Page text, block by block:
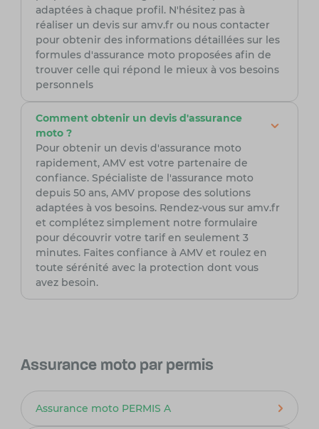
adaptées à chaque profil. N'hésitez pas à
réaliser un devis sur amv.fr ou nous contacter
pour obtenir des informations détaillées sur les
formules d'assurance moto proposées afin de
trouver celle qui répond le mieux à vos besoins
personnels
Comment obtenir un devis d'assurance
moto ?
Pour obtenir un devis d'assurance moto
rapidement, AMV est votre partenaire de
confiance. Spécialiste de l'assurance moto
depuis 50 ans, AMV propose des solutions
adaptées à vos besoins. Rendez-vous sur amv.fr
et complétez simplement notre formulaire
pour découvrir votre tarif en seulement 3
minutes. Faites confiance à AMV et roulez en
toute sérénité avec la protection dont vous
avez besoin.
Assurance moto par permis
Assurance moto PERMIS A